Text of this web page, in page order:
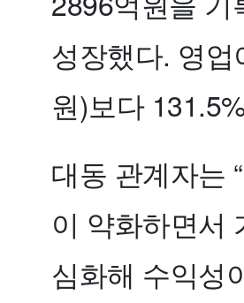
성장했다. 영
원)보다
대동 관계자는
이 약화하면서
심화해 수익성